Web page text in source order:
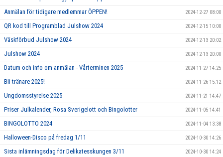
Anmälan för tidigare medlemmar ÖPPEN! 2024-12-27 08:00
QR kod till Programblad Julshow 2024 2024-12-15 10:00
Väskförbud Julshow 2024 2024-12-13 20:02
Julshow 2024 2024-12-13 20:00
Datum och info om anmälan - Vårterminen 2025 2024-11-27 14:25
Bli tränare 2025! 2024-11-26 15:12
Ungdomsstyrelse 2025 2024-11-21 14:47
Priser Julkalender, Rosa Sverigelott och Bingolotter 2024-11-05 14:41
BINGOLOTTO 2024 2024-11-04 13:38
Halloween-Disco på fredag 1/11 2024-10-30 14:26
Sista inlämningsdag för Delikatesskungen 3/11 2024-10-30 14:24